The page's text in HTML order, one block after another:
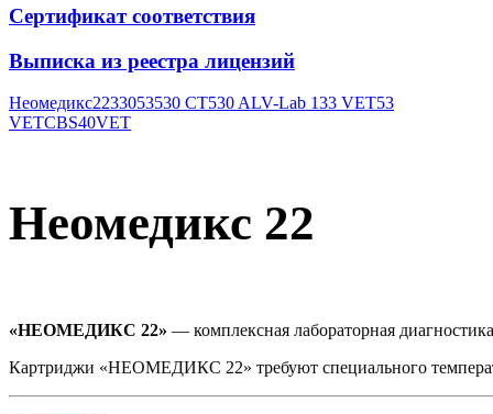
Сертификат соответствия
Выписка из реестра лицензий
Неомедикс2233053530 CT530 ALV-Lab 133 VET53
VETCBS40VET
Неомедикс 22
«НЕОМЕДИКС 22» — комплексная лабораторная
Картриджи «НЕОМЕДИКС 22» требуют специального